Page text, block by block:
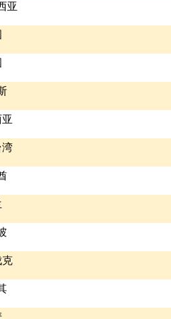
亚
湾
克